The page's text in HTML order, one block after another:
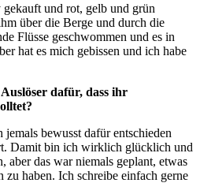
und rot, gelb und grün
über die Berge und durch die
Flüsse geschwommen und es in
hat es mich gebissen und ich habe
dafür, dass ihr
bewusst dafür entschieden
Damit bin ich wirklich glücklich und
aber das war niemals geplant, etwas
haben. Ich schreibe einfach gerne